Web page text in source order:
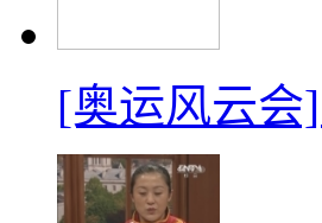
[奥运风云会